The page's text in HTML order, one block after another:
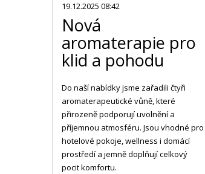
19.12.2025 08:42
Nová
aromaterapie pro
klid a pohodu
Do naší nabídky jsme zařadili čtyři
aromaterapeutické vůně, které
přirozeně podporují uvolnění a
příjemnou atmosféru. Jsou vhodné pro
hotelové pokoje, wellness i domácí
prostředí a jemně doplňují celkový
pocit komfortu.